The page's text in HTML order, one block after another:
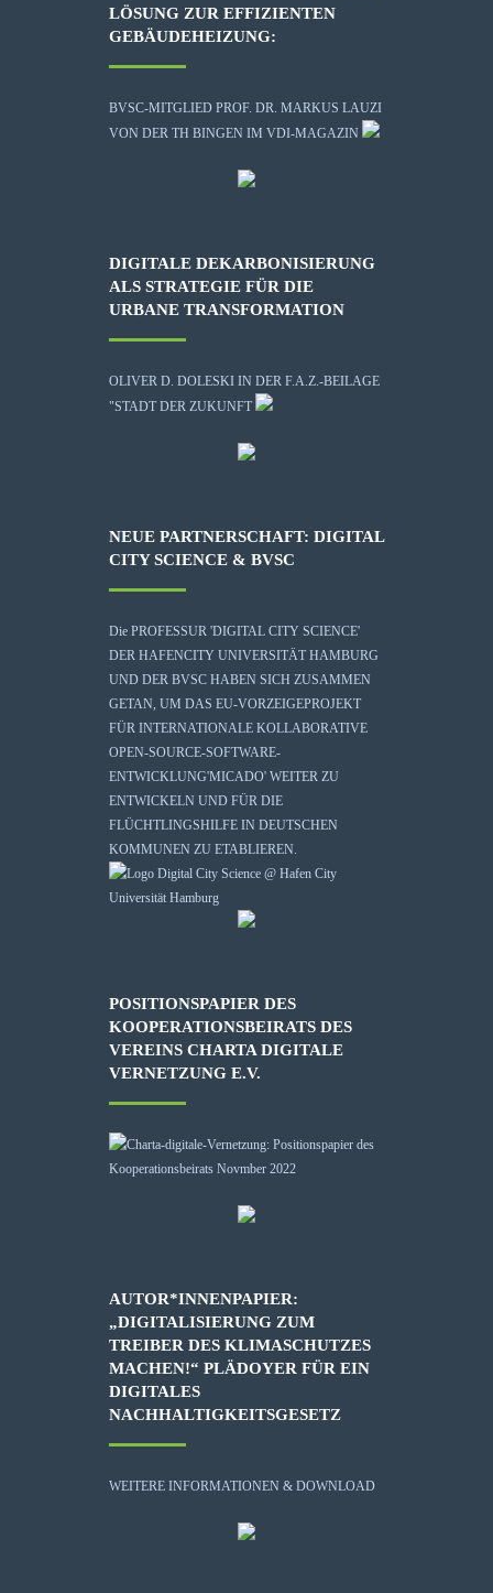
LÖSUNG ZUR EFFIZIENTEN
GEBÄUDEHEIZUNG:
BVSC-MITGLIED PROF. DR. MARKUS LAUZI
VON DER TH BINGEN IM VDI-MAGAZIN
DIGITALE DEKARBONISIERUNG
ALS STRATEGIE FÜR DIE
URBANE TRANSFORMATION
OLIVER D. DOLESKI IN DER F.A.Z.-BEILAGE
"STADT DER ZUKUNFT
NEUE PARTNERSCHAFT: DIGITAL
CITY SCIENCE & BVSC
Die PROFESSUR 'DIGITAL CITY SCIENCE'
DER HAFENCITY UNIVERSITÄT HAMBURG
UND DER BVSC HABEN SICH ZUSAMMEN
GETAN, UM DAS EU-VORZEIGEPROJEKT
FÜR INTERNATIONALE KOLLABORATIVE
OPEN-SOURCE-SOFTWARE-
ENTWICKLUNG'MICADO' WEITER ZU
ENTWICKELN UND FÜR DIE
FLÜCHTLINGSHILFE IN DEUTSCHEN
KOMMUNEN ZU ETABLIEREN.
POSITIONSPAPIER DES
KOOPERATIONSBEIRATS DES
VEREINS CHARTA DIGITALE
VERNETZUNG E.V.
AUTOR*INNENPAPIER:
„DIGITALISIERUNG ZUM
TREIBER DES KLIMASCHUTZES
MACHEN!“ PLÄDOYER FÜR EIN
DIGITALES
NACHHALTIGKEITSGESETZ
WEITERE INFORMATIONEN & DOWNLOAD